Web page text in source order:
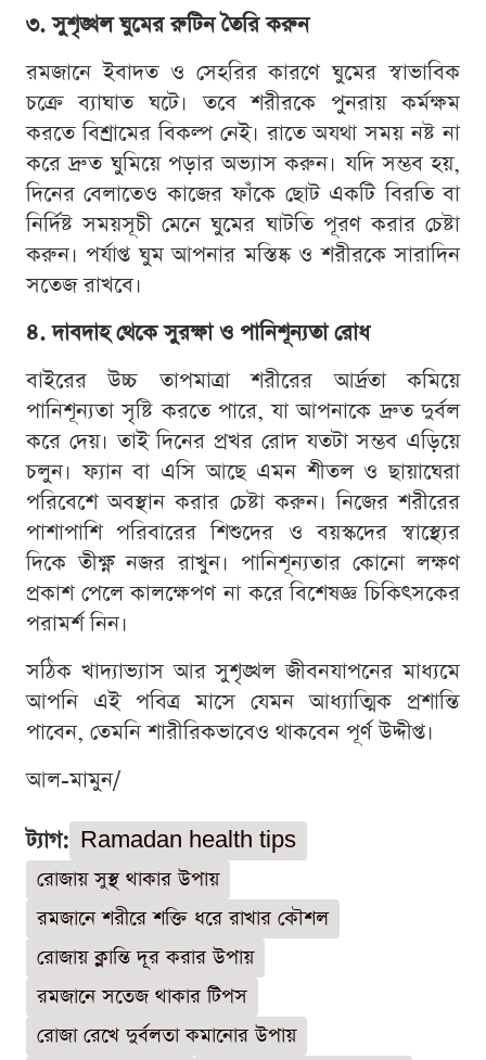
৩. সুশৃঙ্খল ঘুমের রুটিন তৈরি করুন
রমজানে ইবাদত ও সেহরির কারণে ঘুমের স্বাভাবিক
চক্রে ব্যাঘাত ঘটে। তবে শরীরকে পুনরায় কর্মক্ষম
করতে বিশ্রামের বিকল্প নেই। রাতে অযথা সময় নষ্ট না
করে দ্রুত ঘুমিয়ে পড়ার অভ্যাস করুন। যদি সম্ভব হয়,
দিনের বেলাতেও কাজের ফাঁকে ছোট একটি বিরতি বা
নির্দিষ্ট সময়সূচী মেনে ঘুমের ঘাটতি পূরণ করার চেষ্টা
করুন। পর্যাপ্ত ঘুম আপনার মস্তিষ্ক ও শরীরকে সারাদিন
সতেজ রাখবে।
৪. দাবদাহ থেকে সুরক্ষা ও পানিশূন্যতা রোধ
বাইরের উচ্চ তাপমাত্রা শরীরের আর্দ্রতা কমিয়ে
পানিশূন্যতা সৃষ্টি করতে পারে, যা আপনাকে দ্রুত দুর্বল
করে দেয়। তাই দিনের প্রখর রোদ যতটা সম্ভব এড়িয়ে
চলুন। ফ্যান বা এসি আছে এমন শীতল ও ছায়াঘেরা
পরিবেশে অবস্থান করার চেষ্টা করুন। নিজের শরীরের
পাশাপাশি পরিবারের শিশুদের ও বয়স্কদের স্বাস্থ্যের
দিকে তীক্ষ্ণ নজর রাখুন। পানিশূন্যতার কোনো লক্ষণ
প্রকাশ পেলে কালক্ষেপণ না করে বিশেষজ্ঞ চিকিৎসকের
পরামর্শ নিন।
সঠিক খাদ্যাভ্যাস আর সুশৃঙ্খল জীবনযাপনের মাধ্যমে
আপনি এই পবিত্র মাসে যেমন আধ্যাত্মিক প্রশান্তি
পাবেন, তেমনি শারীরিকভাবেও থাকবেন পূর্ণ উদ্দীপ্ত।
আল-মামুন/
ট্যাগ: Ramadan health tips
রোজায় সুস্থ থাকার উপায়
রমজানে শরীরে শক্তি ধরে রাখার কৌশল
রোজায় ক্লান্তি দূর করার উপায়
রমজানে সতেজ থাকার টিপস
রোজা রেখে দুর্বলতা কমানোর উপায়